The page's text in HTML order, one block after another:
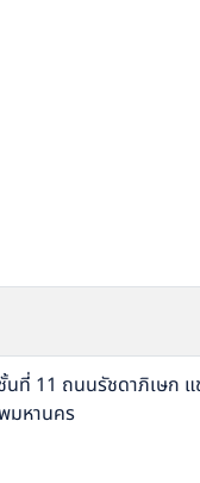
นที่ 11 ถนนรัชดาภิเษก
มหานคร